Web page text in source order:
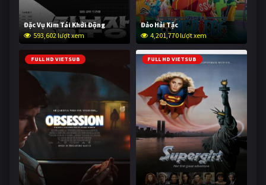
Đặc Vụ Kim Tái Khởi Động
593,602 lượt xem
Đảo Hải Tặc
4,201,770 lượt xem
FULL HD VIETSUB FULL HD VIETSUB